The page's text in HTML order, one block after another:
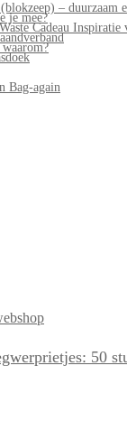
– duurzaam
je mee?
Cadeau Inspiratie
Bag-again
50